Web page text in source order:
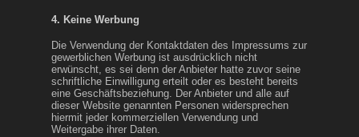
4. Keine Werbung
Die Verwendung der Kontaktdaten des Impressums zur
gewerblichen Werbung ist ausdrücklich nicht
erwünscht, es sei denn der Anbieter hatte zuvor seine
schriftliche Einwilligung erteilt oder es besteht bereits
eine Geschäftsbeziehung. Der Anbieter und alle auf
dieser Website genannten Personen widersprechen
hiermit jeder kommerziellen Verwendung und
Weitergabe ihrer Daten.